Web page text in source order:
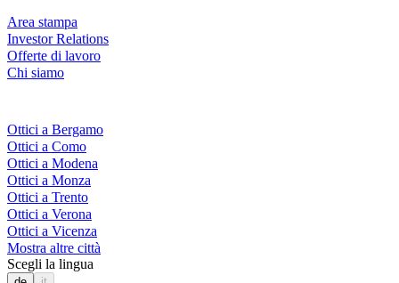
Area stampa
Investor Relations
Offerte di lavoro
Chi siamo
Ottici a Bergamo
Ottici a Como
Ottici a Modena
Ottici a Monza
Ottici a Trento
Ottici a Verona
Ottici a Vicenza
Mostra altre città
Scegli la lingua